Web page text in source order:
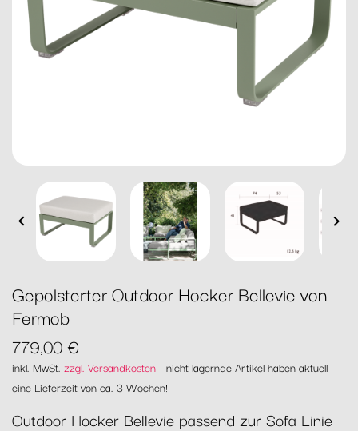
 
Gepolsterter Outdoor Hocker Bellevie von
Fermob
779,00 €
inkl. MwSt. zzgl. Versandkosten nicht lagernde Artikel haben aktuell
eine Lieferzeit von ca. 3 Wochen!
Outdoor Hocker Bellevie passend zur Sofa Linie